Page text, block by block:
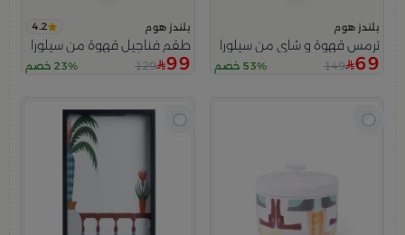
بلندز هوم
ترمس قهوة و شاي من سيلورا
69
149 53% خصم
بلندز هوم 4.2
طقم فناجيل قهوة من سيلورا
99
129 23% خصم